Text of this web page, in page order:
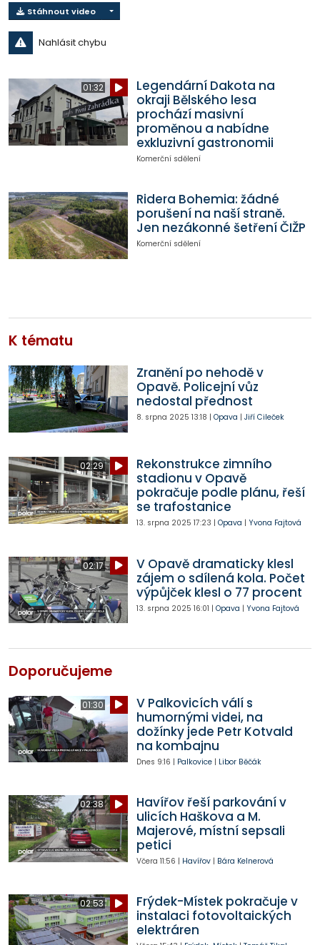
Stáhnout video
Nahlásit chybu
01:32
Legendární Dakota na
okraji Bělského lesa
prochází masivní
proměnou a nabídne
exkluzivní gastronomii
Komerční sdělení
Ridera Bohemia: žádné
porušení na naší straně.
Jen nezákonné šetření ČIŽP
Komerční sdělení
K tématu
Zranění po nehodě v
Opavě. Policejní vůz
nedostal přednost
8. srpna 2025 13:18 | Opava | Jiří Cileček
02:29
Rekonstrukce zimního
stadionu v Opavě
pokračuje podle plánu, řeší
se trafostanice
13. srpna 2025 17:23 | Opava | Yvona Fajtová
02:17
V Opavě dramaticky klesl
zájem o sdílená kola. Počet
výpůjček klesl o 77 procent
13. srpna 2025 16:01 | Opava | Yvona Fajtová
Doporučujeme
01:30
V Palkovicích válí s
humornými videi, na
dožínky jede Petr Kotvald
na kombajnu
Dnes 9:16 | Palkovice| Libor Běčák
02:38
Havířov řeší parkování v
ulicích Haškova a M.
Majerové, místní sepsali
petici
Včera 11:56 | Havířov| Bára Kelnerová
02:53
Frýdek-Místek pokračuje v
instalaci fotovoltaických
elektráren